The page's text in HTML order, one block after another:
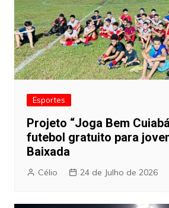
Esportes
Projeto “Joga Bem
futebol gratuito para
Baixada
Célio 24 de Julho de 2026